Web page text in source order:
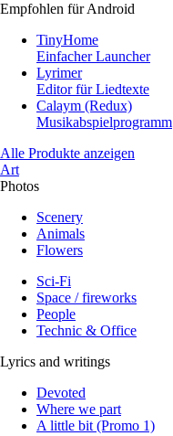
Empfohlen für Android
TinyHome
Einfacher Launcher
Lyrimer
Editor für Liedtexte
Calaym (Redux)
Musikabspielprogramm
Alle Produkte anzeigen
Art
Photos
Scenery
Animals
Flowers
Sci-Fi
Space / fireworks
People
Technic & Office
Lyrics and writings
Devoted
Where we part
A little bit (Promo 1)